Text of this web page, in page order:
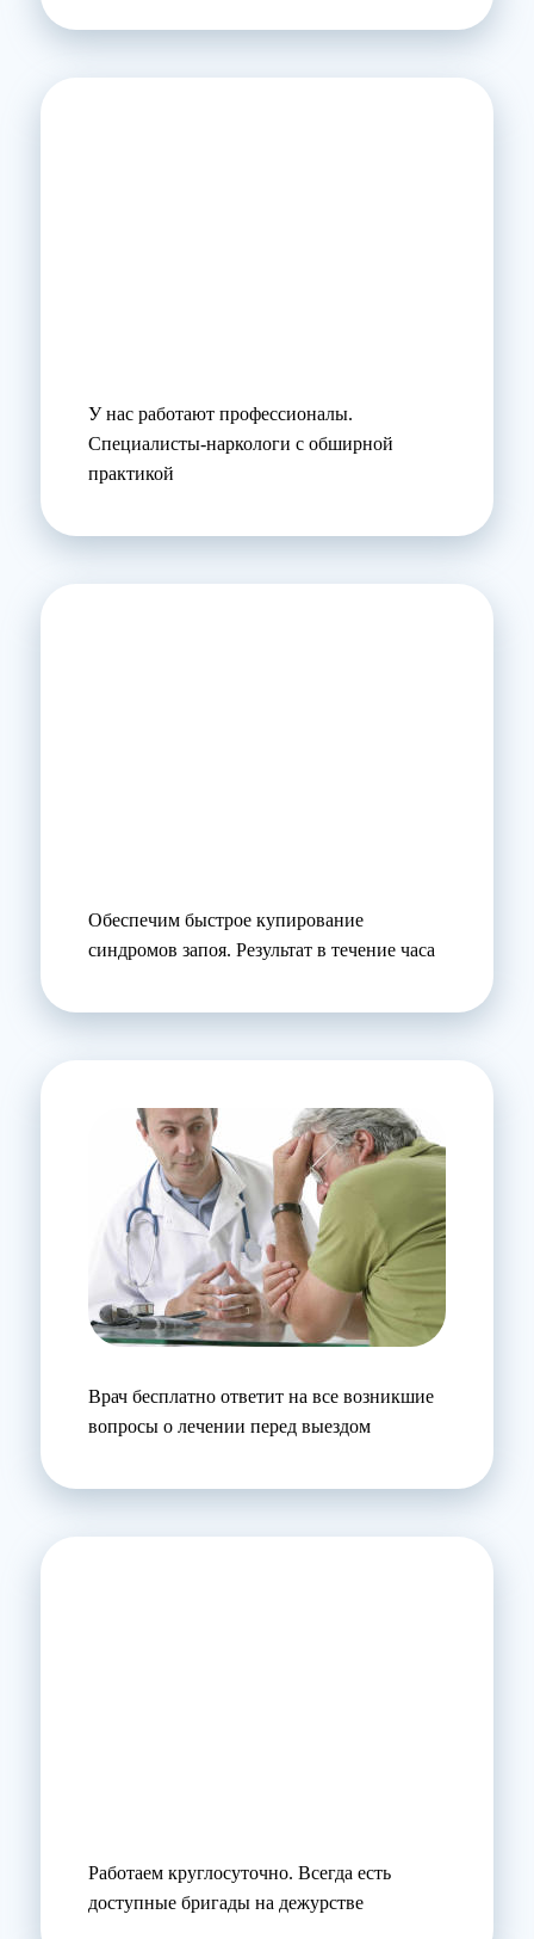
У нас работают профессионалы.
Специалисты-наркологи с обширной
практикой
Обеспечим быстрое купирование
синдромов запоя. Результат в течение часа
Врач бесплатно ответит на все возникшие
вопросы о лечении перед выездом
Работаем круглосуточно. Всегда есть
доступные бригады на дежурстве